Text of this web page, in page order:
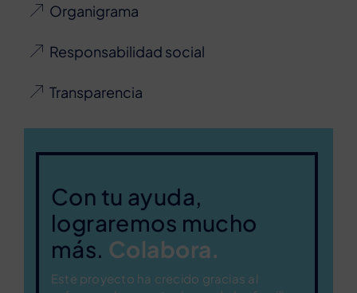
Organigrama
Responsabilidad social
Transparencia
Con tu ayuda,
lograremos mucho
más. Colabora.
Este proyecto ha crecido gracias al